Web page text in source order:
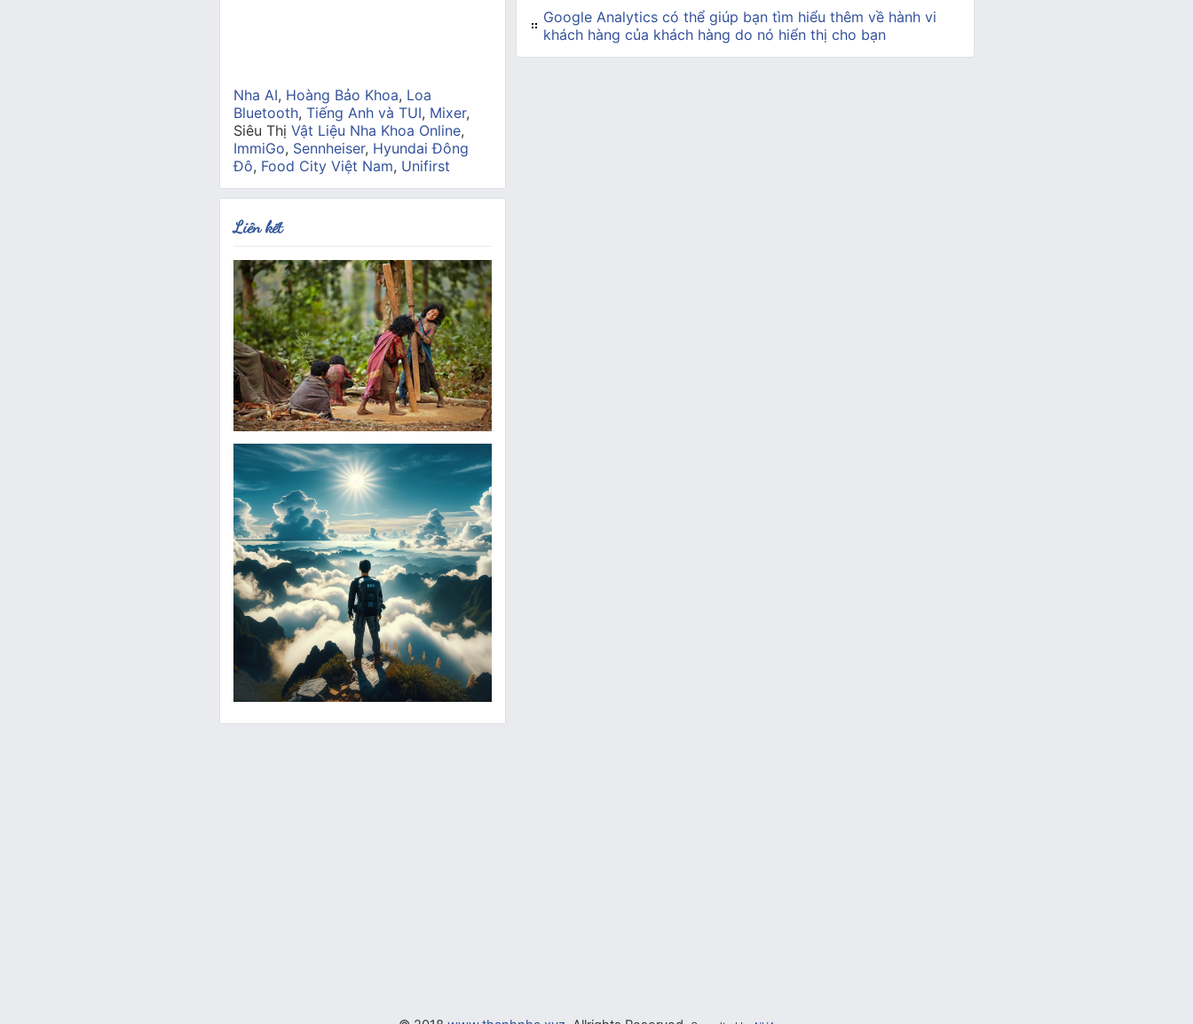
Google Analytics có thể giúp bạn tìm hiểu thêm về hành vi
khách hàng của khách hàng do nó hiển thị cho bạn
Nha AI, Hoàng Bảo Khoa, Loa
Bluetooth, Tiếng Anh và TUI, Mixer,
Siêu Thị Vật Liệu Nha Khoa Online,
ImmiGo, Sennheiser, Hyundai Đông
Đô, Food City Việt Nam, Unifirst
Liên kết